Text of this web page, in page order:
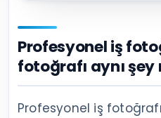
Profesyonel iş
fotoğrafı aynı şey
Profesyonel iş